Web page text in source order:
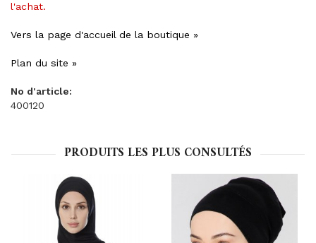
l'achat.
Vers la page d'accueil de la boutique »
Plan du site »
No d'article:
400120
PRODUITS LES PLUS CONSULTÉS